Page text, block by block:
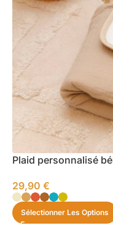
Plaid personnalisé
29,90 €
Sélectionner Les Options